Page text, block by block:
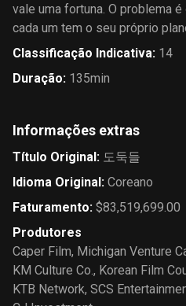
vale uma fortuna. O problema
cada um tem o seu próprio
Classificação Indicativa: 14
Duração: 135min
Informações extras
Título Original: 도둑들
Idioma Original: Coreano
Faturamento: $83,519,699.00
Produtores
Caper Film, Michigan Venture
KM Culture Co., Korean Film
KTB Network, SCS